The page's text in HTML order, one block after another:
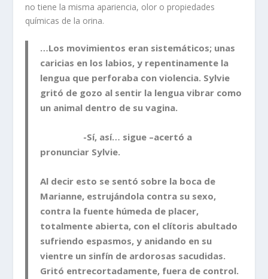
no tiene la misma apariencia, olor o propiedades
químicas de la orina.
…Los movimientos eran sistemáticos; unas
caricias en los labios, y repentinamente la
lengua que perforaba con violencia. Sylvie
gritó de gozo al sentir la lengua vibrar como
un animal dentro de su vagina.
-Sí, así… sigue –acertó a
pronunciar Sylvie.
Al decir esto se sentó sobre la boca de
Marianne, estrujándola contra su sexo,
contra la fuente húmeda de placer,
totalmente abierta, con el clítoris abultado
sufriendo espasmos, y anidando en su
vientre un sinfín de ardorosas sacudidas.
Gritó entrecortadamente, fuera de control.